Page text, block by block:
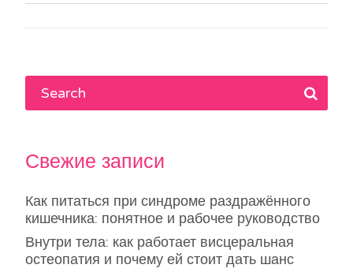
по
Свежие записи
Как питаться при синдроме раздражённого
кишечника: понятное и рабочее руководство
Внутри тела: как работает висцеральная
остеопатия и почему ей стоит дать шанс